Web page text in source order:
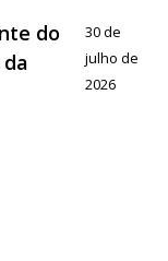
do
30 de
julho de
2026